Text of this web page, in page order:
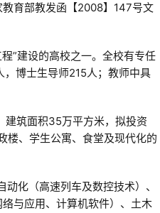
育部教发函【2008】147号文
”建设的高校之一。全校有专任
博士生导师215人；教师中具
筑面积35万平方米，拟投资
楼、学生公寓、食堂及现代化的
化（高速列车及数控技术）、
与应用、计算机软件）、土木